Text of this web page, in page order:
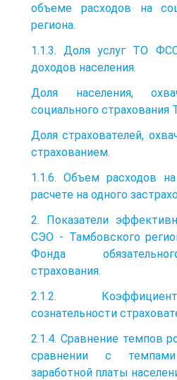
объеме расходов на
региона.
1.1.3. Доля услуг ТО
доходов населения.
Доля населения,
социального страхования
Доля страхователей,
страхованием.
1.1.6. Объем расходов
расчете на одного
2. Показатели
СЭО - Тамбовского
Фонда
страхования.
2.1.2.
сознательности
2.1.4. Сравнение темпов
сравнении с
заработной платы